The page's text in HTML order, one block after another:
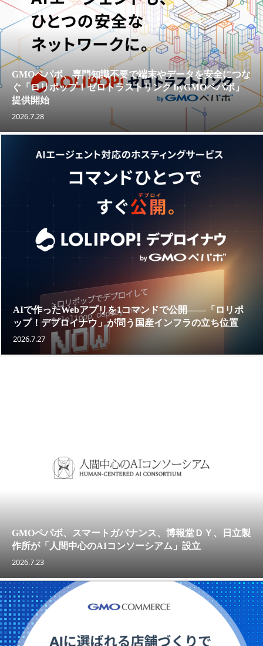
GMOペパボ、専門知識不要で端末やデータを安全につな
ぐ「ロリポップ！ゼロトラストリンク byGMOペパボ」
提供開始
2026.7.28
AIで作ったWebアプリを1コマンドで公開——「ロリポ
ップ！デプロイナウ」が問う国産インフラの立ち位置
2026.7.27
GMOペパボ、スマートガバナンス、博報堂ＤＹ、日立製
作所が「人間中心のAIコンソーシアム」設立
2026.7.23